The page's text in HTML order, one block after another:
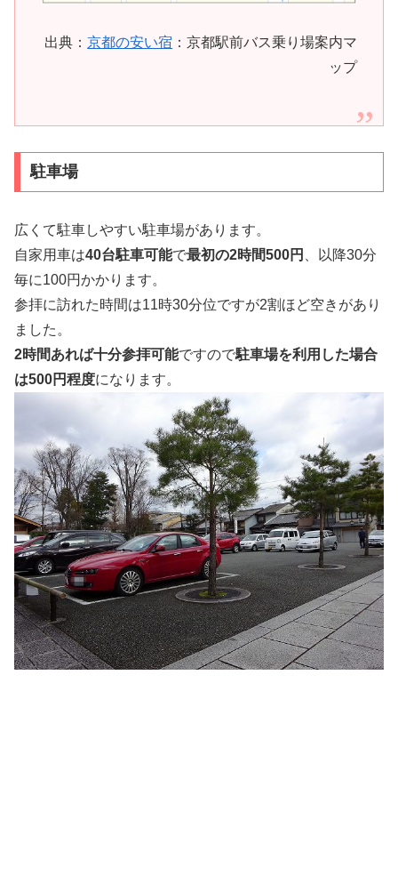
出典：京都の安い宿 ：京都駅前バス乗り場案内マ
ップ
駐車場
広くて駐車しやすい駐車場があります。
自家用車は40台駐車可能で最初の2時間500円
、以降30分
毎に100円かかります。
参拝に訪れた時間は11時30分位ですが2割ほど空きがあり
ました。
2時間あれば十分参拝可能ですので駐車場を利用した場合
は500円程度になります。